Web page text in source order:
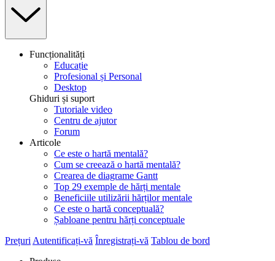
Funcționalități
Educație
Profesional și Personal
Desktop
Ghiduri și suport
Tutoriale video
Centru de ajutor
Forum
Articole
Ce este o hartă mentală?
Cum se creează o hartă mentală?
Crearea de diagrame Gantt
Top 29 exemple de hărți mentale
Beneficiile utilizării hărților mentale
Ce este o hartă conceptuală?
Șabloane pentru hărți conceptuale
Prețuri Autentificați-vă Înregistrați-vă Tablou de bord